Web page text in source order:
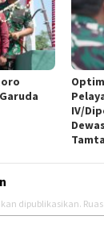
IV/
dipublikasikan.